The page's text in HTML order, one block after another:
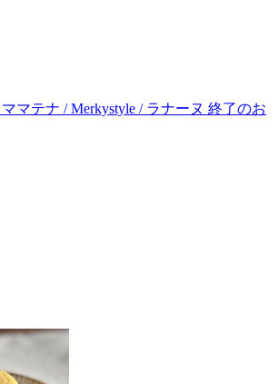
ママテナ / Merkystyle / ラナーヌ 終了のお